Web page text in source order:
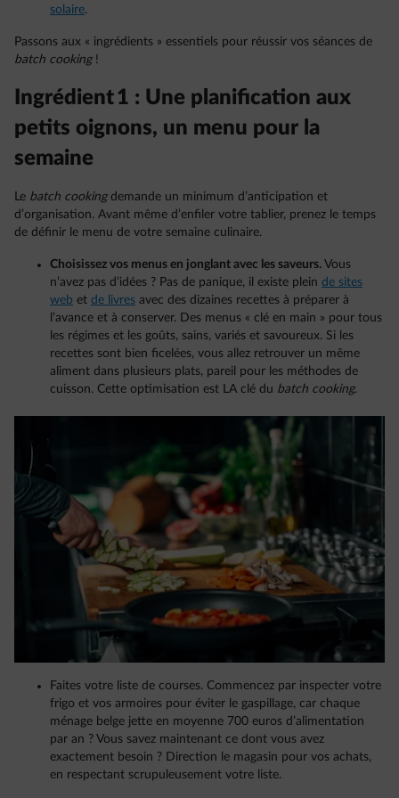
solaire.
Passons aux « ingrédients » essentiels pour réussir vos séances de
batch cooking !
Ingrédient 1 : Une planification aux
petits oignons, un menu pour la
semaine
Le batch cookingdemande un minimum d’anticipation et
d’organisation. Avant même d’enfiler votre tablier, prenez le temps
de définir le menu de votre semaine culinaire.
Choisissez vos menus en jonglant avec les saveurs. Vous
n’avez pas d’idées ? Pas de panique, il existe plein de sites
web et de livres avec des dizaines recettes à préparer à
l’avance et à conserver. Des menus « clé en main » pour tous
les régimes et les goûts, sains, variés et savoureux. Si les
recettes sont bien ficelées, vous allez retrouver un même
aliment dans plusieurs plats, pareil pour les méthodes de
cuisson. Cette optimisation est LA clé du batch cooking.
Faites votre liste de courses. Commencez par inspecter votre
frigo et vos armoires pour éviter le gaspillage, car chaque
ménage belge jette en moyenne 700 euros d’alimentation
par an ? Vous savez maintenant ce dont vous avez
exactement besoin ? Direction le magasin pour vos achats,
en respectant scrupuleusement votre liste.